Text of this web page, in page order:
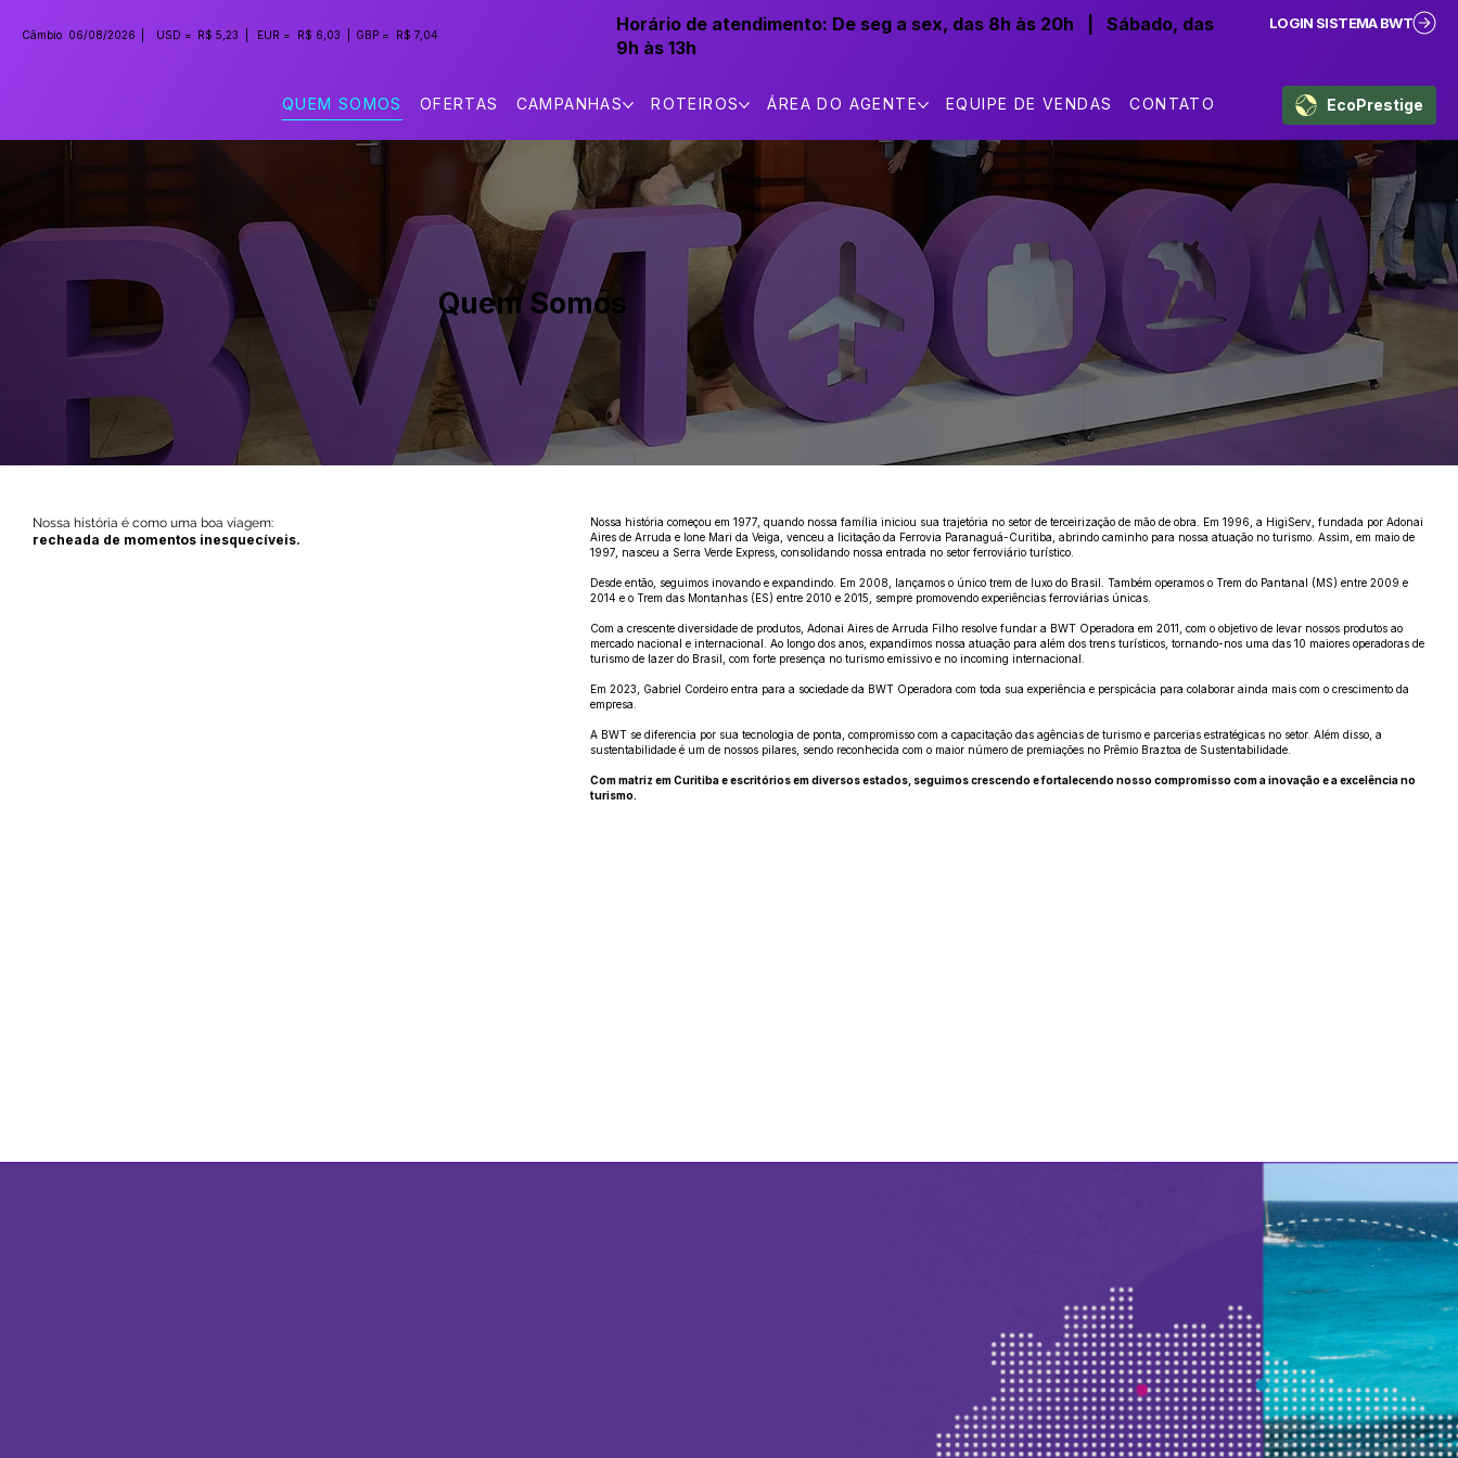
Câmbio 06/08/2026 USD = R$ 5,23 EUR = R$ 6,03 GBP = R$ 7,04
Horário de atendimento: De seg a sex, das 8h às 20h |Sábado, das
9h às 13h
LOGIN SISTEMA BWT
QUEM SOMOS OFERTAS CAMPANHAS ROTEIROS ÁREA DO AGENTE EQUIPE DE VENDAS CONTATO EcoPrestige
Nossa história é como uma boa viagem:
recheada de momentos inesquecíveis.
Nossa história começou em 1977, quando nossa família iniciou sua trajetória no setor de terceirização de mão de obra. Em 1996, a HigiServ, fundada por Adonai
Aires de Arruda e Ione Mari da Veiga, venceu a licitação da Ferrovia Paranaguá-Curitiba, abrindo caminho para nossa atuação no turismo. Assim, em maio de
1997, nasceu a Serra Verde Express, consolidando nossa entrada no setor ferroviário turístico.
Desde então, seguimos inovando e expandindo. Em 2008, lançamos o único trem de luxo do Brasil. Também operamos o Trem do Pantanal (MS) entre 2009 e
2014 e o Trem das Montanhas (ES) entre 2010 e 2015, sempre promovendo experiências ferroviárias únicas.
Com a crescente diversidade de produtos, Adonai Aires de Arruda Filho resolve fundar a BWT Operadora em 2011, com o objetivo de levar nossos produtos ao
mercado nacional e internacional. Ao longo dos anos, expandimos nossa atuação para além dos trens turísticos, tornando-nos uma das 10 maiores operadoras de
turismo de lazer do Brasil, com forte presença no turismo emissivo e no incoming internacional.
Em 2023, Gabriel Cordeiro entra para a sociedade da BWT Operadora com toda sua experiência e perspicácia para colaborar ainda mais com o crescimento da
empresa.
A BWT se diferencia por sua tecnologia de ponta, compromisso com a capacitação das agências de turismo e parcerias estratégicas no setor. Além disso, a
sustentabilidade é um de nossos pilares, sendo reconhecida com o maior número de premiações no Prêmio Braztoa de Sustentabilidade.
Com matriz em Curitiba e escritórios em diversos estados, seguimos crescendo e fortalecendo nosso compromisso com a inovação e a excelência no
turismo.
Quem Somos